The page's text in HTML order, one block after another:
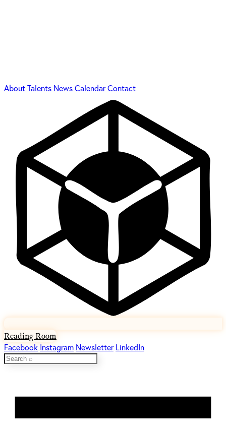
AboutTalents NewsCalendarContact
Reading Room
Facebook Instagram Newsletter LinkedIn